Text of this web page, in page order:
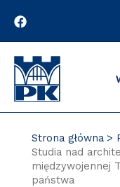
Strona główna
Studia nad
międzywojennej
państwa